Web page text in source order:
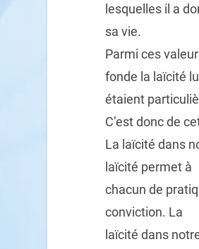
lesquelles il a
sa vie.
Parmi ces
fonde la laïcité
étaient
C’est donc de
La laïcité dans
laïcité permet à
chacun de
conviction. La
laïcité dans